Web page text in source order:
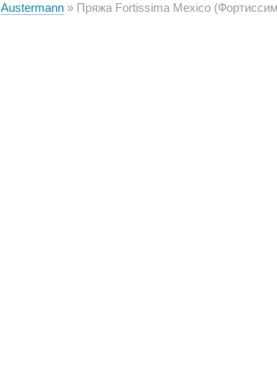
Austermann Пряжа Fortissima Mexico (Фортиссима